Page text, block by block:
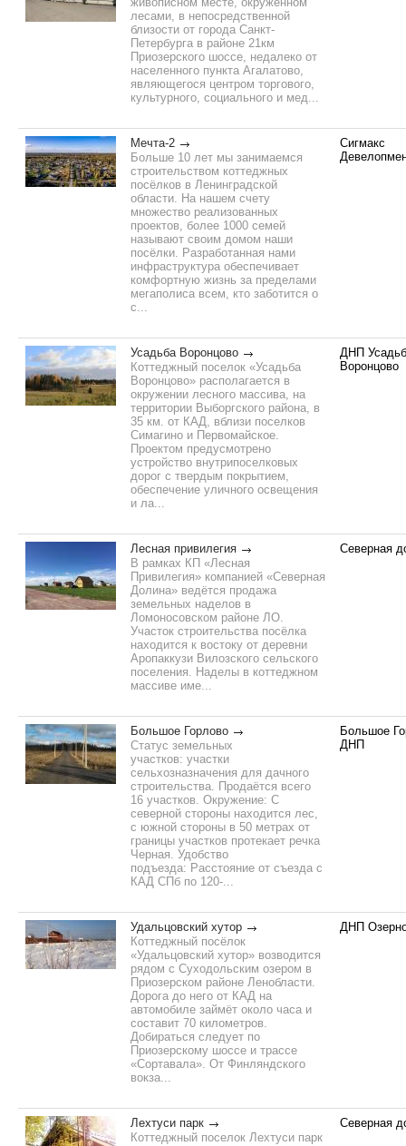
лесами, в непосредственной
близости от города Санкт-
Петербурга в районе 21км
Приозерского шоссе, недалеко от
населенного пункта Агалатово,
являющегося центром торгового,
культурного, социального и мед...
Мечта-2
Больше 10 лет мы занимаемся
строительством коттеджных
посёлков в Ленинградской
области. На нашем счету
множество реализованных
проектов, более 1000 семей
называют своим домом наши
посёлки. Разработанная нами
инфраструктура обеспечивает
комфортную жизнь за пределами
мегаполиса всем, кто заботится о
с...
Сигмакс
Усадьба Воронцово
Коттеджный поселок «Усадьба
Воронцово» располагается в
окружении лесного массива, на
территории Выборгского района, в
35 км. от КАД, вблизи поселков
Симагино и Первомайское.
Проектом предусмотрено
устройство внутрипоселковых
дорог с твердым покрытием,
обеспечение уличного освещения
и ла...
ДНП
Воронцово
Лесная привилегия
В рамках КП «Лесная
Привилегия» компанией «Северная
Долина» ведётся продажа
земельных наделов в
Ломоносовском районе ЛО.
Участок строительства посёлка
находится к востоку от деревни
Аропаккузи Вилозского сельского
поселения. Наделы в коттеджном
массиве име...
Северная
Большое Горлово
Статус земельных
участков: участки
сельхозназначения для дачного
строительства. Продаётся всего
16 участков. Окружение: С
северной стороны находится лес,
с южной стороны в 50 метрах от
границы участков протекает речка
Черная. Удобство
подъезда: Расстояние от съезда с
КАД СПб по 120-...
Большое
ДНП
Удальцовский хутор
Коттеджный посёлок
«Удальцовский хутор» возводится
рядом с Суходольским озером в
Приозерском районе Ленобласти.
Дорога до него от КАД на
автомобиле займёт около часа и
составит 70 километров.
Добираться следует по
Приозерскому шоссе и трассе
«Сортавала». От Финляндского
вокза...
ДНП
Лехтуси парк
Коттеджный поселок Лехтуси парк
Северная